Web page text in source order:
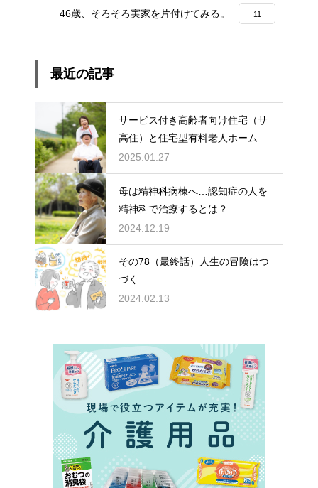
46歳、そろそろ実家を片付けてみる。 11
最近の記事
サービス付き高齢者向け住宅（サ
高住）と住宅型有料老人ホーム：
どちらを選ぶ？
2025.01.27
母は精神科病棟へ…認知症の人を
精神科で治療するとは？
2024.12.19
その78（最終話）人生の冒険はつ
づく
2024.02.13